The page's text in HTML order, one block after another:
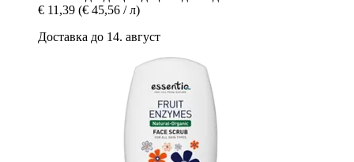
€ 11,39 (€ 45,56 / л)
Доставка до 14. август